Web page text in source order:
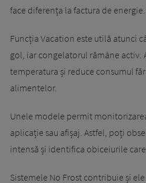
face diferența la factura de energie.
Funcția Vacation este utilă atunci
gol, iar congelatorul rămâne activ.
temperatura și reduce consumul
alimentelor.
Unele modele permit
aplicație sau afișaj. Astfel, poți
intensă și identifica obiceiurile care
Sistemele No Frost contribuie și